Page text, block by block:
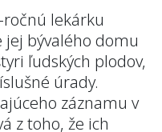
ročnú lekárku
jej bývalého domu
ľudských plodov,
úrady.
záznamu v
z toho, že ich